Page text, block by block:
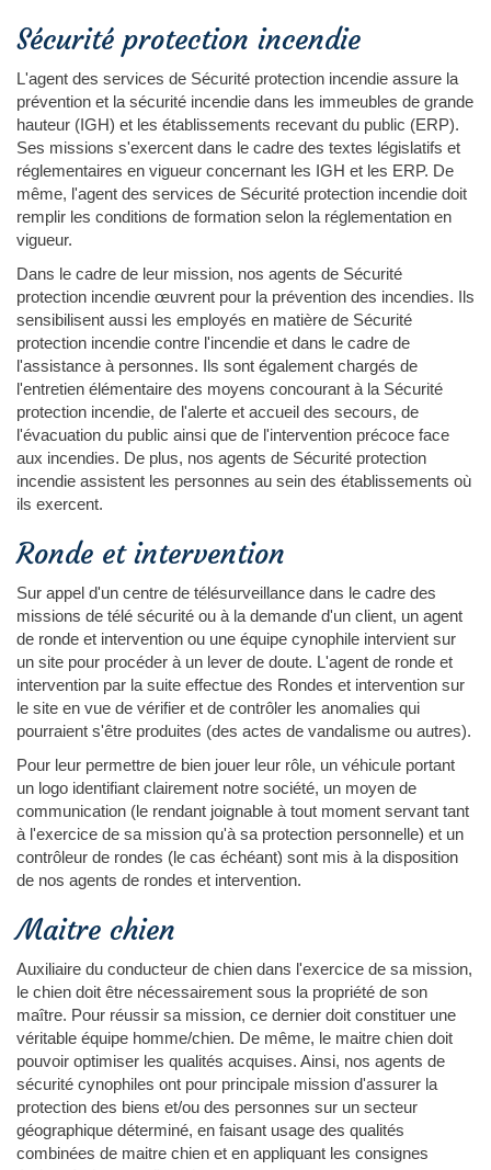
Sécurité protection incendie
L'agent des services de Sécurité protection incendie assure la
prévention et la sécurité incendie dans les immeubles de grande
hauteur (IGH) et les établissements recevant du public (ERP).
Ses missions s'exercent dans le cadre des textes législatifs et
réglementaires en vigueur concernant les IGH et les ERP. De
même, l'agent des services de Sécurité protection incendie doit
remplir les conditions de formation selon la réglementation en
vigueur.
Dans le cadre de leur mission, nos agents de Sécurité
protection incendie œuvrent pour la prévention des incendies. Ils
sensibilisent aussi les employés en matière de Sécurité
protection incendie contre l'incendie et dans le cadre de
l'assistance à personnes. Ils sont également chargés de
l'entretien élémentaire des moyens concourant à la Sécurité
protection incendie, de l'alerte et accueil des secours, de
l'évacuation du public ainsi que de l'intervention précoce face
aux incendies. De plus, nos agents de Sécurité protection
incendie assistent les personnes au sein des établissements où
ils exercent.
Ronde et intervention
Sur appel d'un centre de télésurveillance dans le cadre des
missions de télé sécurité ou à la demande d'un client, un agent
de ronde et intervention ou une équipe cynophile intervient sur
un site pour procéder à un lever de doute. L'agent de ronde et
intervention par la suite effectue des Rondes et intervention sur
le site en vue de vérifier et de contrôler les anomalies qui
pourraient s'être produites (des actes de vandalisme ou autres).
Pour leur permettre de bien jouer leur rôle, un véhicule portant
un logo identifiant clairement notre société, un moyen de
communication (le rendant joignable à tout moment servant tant
à l'exercice de sa mission qu'à sa protection personnelle) et un
contrôleur de rondes (le cas échéant) sont mis à la disposition
de nos agents de rondes et intervention.
Maitre chien
Auxiliaire du conducteur de chien dans l'exercice de sa mission,
le chien doit être nécessairement sous la propriété de son
maître. Pour réussir sa mission, ce dernier doit constituer une
véritable équipe homme/chien. De même, le maitre chien doit
pouvoir optimiser les qualités acquises. Ainsi, nos agents de
sécurité cynophiles ont pour principale mission d'assurer la
protection des biens et/ou des personnes sur un secteur
géographique déterminé, en faisant usage des qualités
combinées de maitre chien et en appliquant les consignes